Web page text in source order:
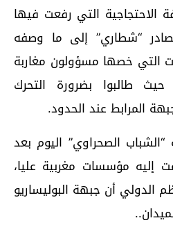
الاحتجاجية التي رفعت فيها
“شطاري” إلى ما وصفه
التي خصها مسؤولون مغاربة
حيث طالبوا بضرورة التحرك
المرابط عند الحدود.
الصحراوي” اليوم بعد
إليه مؤسسات مغربية عليا،
الدولي أن جبهة البوليساريو